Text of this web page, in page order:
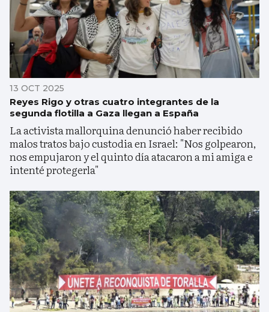
13 OCT 2025
Reyes Rigo y otras cuatro integrantes de la
segunda flotilla a Gaza llegan a España
La activista mallorquina denunció haber recibido
malos tratos bajo custodia en Israel: "Nos golpearon,
nos empujaron y el quinto día atacaron a mi amiga e
intenté protegerla"